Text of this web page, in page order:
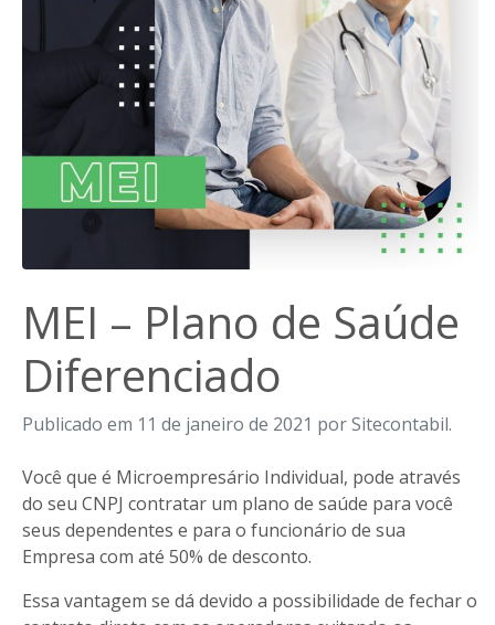
MEI – Plano de Saúde
Diferenciado
Publicado em 11 de janeiro de 2021 por Sitecontabil.
Você que é Microempresário Individual, pode através
do seu CNPJ contratar um plano de saúde para você
seus dependentes e para o funcionário de sua
Empresa com até 50% de desconto.
Essa vantagem se dá devido a possibilidade de fechar o